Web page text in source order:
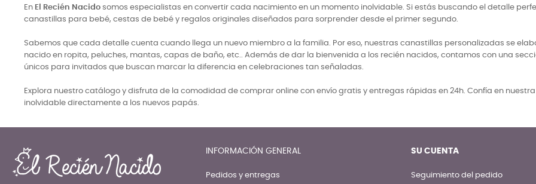
En El Recién Nacido somos especialistas en convertir cada nacimiento en un momento inolvidable. Si estás buscando el detalle
canastillas para bebé, cestas de bebé y regalos originales diseñados para sorprender desde el primer segundo.
Sabemos que cada detalle cuenta cuando llega un nuevo miembro a la familia. Por eso, nuestras canastillas personalizadas se
nacido en ropita, peluches, mantas, capas de baño, etc.. Además de dar la bienvenida a los recién nacidos, contamos con una
únicos para invitados que buscan marcar la diferencia en celebraciones tan señaladas.
Explora nuestro catálogo y disfruta de la comodidad de comprar online con envío gratis y entregas rápidas en 24h. Confía en
inolvidable directamente a los nuevos papás.
INFORMACIÓN GENERAL
Pedidos y entregas
SU CUENTA
Seguimiento del pedido